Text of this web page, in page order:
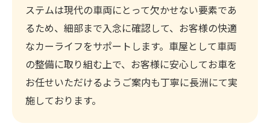
ステムは現代の車両にとって欠かせない要素であ
るため、細部まで入念に確認して、お客様の快適
なカーライフをサポートします。車屋として車両
の整備に取り組む上で、お客様に安心してお車を
お任せいただけるようご案内も丁寧に長洲にて実
施しております。